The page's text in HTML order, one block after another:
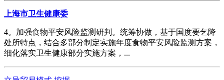
上海市卫生健康委
4。加强食物平安风险监测研判。统筹协做，基于国度要乞降
处所特点，结合多部分制定实施年度食物平安风险监测方案，
细化落实卫生健康部分实施方案，...